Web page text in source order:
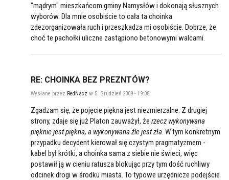
"mądrym" mieszkańcom gminy Namysłów i dokonają słusznych
wyborów. Dla mnie osobiście to cała ta choinka
zdezorganizowała ruch i przeszkadza mi osobiście. Dobrze, że
choć te pachołki uliczne zastąpiono betonowymi walcami.
RE: CHOINKA BEZ PREZNTÓW?
Wysłane przez RedNacz w 5. Grudzień 2009 - 19:08
Zgadzam się, że pojęcie piękna jest niezmierzalne. Z drugiej
strony, zdaje się już Platon zauważył, że rzecz wykonywana
pięknie jest piękna, a wykonywana źle jest zła . W tym konkretnym
przypadku decydent kierował się czystym pragmatyzmem -
kabel był krótki, a choinka sama z siebie nie świeci, więc
postawił ją w cieniu ratusza blokując przy tym dość ruchliwy
odcinek drogi w środku miasta. To typowe urzędnicze podejście